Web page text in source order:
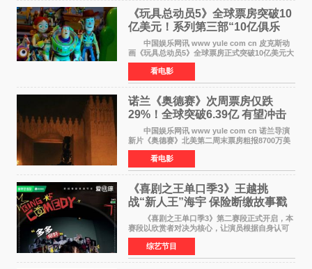
《玩具总动员5》全球票房突破10
亿美元！系列第三部“10亿俱乐
部”达成
中国娱乐网讯 www yule com cn 皮克斯动
画《玩具总动员5》全球票房正式突破10亿美元大
关。截至上周末，该片全球累计票房已达10 22亿
美元，其中北美市场贡献4 48亿美元，中国内地
票房达2 82
看电影
诺兰《奥德赛》次周票房仅跌
29%！全球突破6.39亿 有望冲击
13亿成诺兰最卖座电影
中国娱乐网讯 www yule com cn 诺兰导演
新片《奥德赛》北美第二周末票房粗报8700万美
元（周五至周日：2600万&rarr;3460万
&rarr;2640万），较首周1 24亿美元仅下跌29
6%，走势极为强劲，远超
看电影
《喜剧之王单口季3》王越挑
战“新人王”海宇 保险断缴故事戳
中生活痛点
《喜剧之王单口季3》第二赛段正式开启，本
赛段以欣赏者对决为核心，让演员根据自身认可
选择对手，在作品碰撞中完成一次喜剧创作者之
间的交流。这里有实力相当的正面对抗，也有老
朋友、老对手之
综艺节目